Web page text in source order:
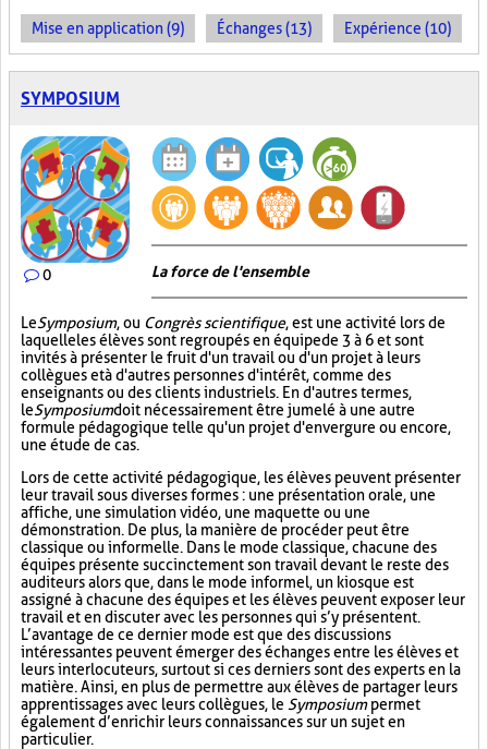
Mise en application (9) Échanges (13) Expérience (10)
SYMPOSIUM
0 La force de l'ensemble
LeSymposium, ou Congrès scientifique, est une activité lors de
laquelle les élèves sont regroupés en équipe de 3 à 6 et sont
invités à présenter le fruit d'un travail ou d'un projet à leurs
collègues et à d'autres personnes d'intérêt, comme des
enseignants ou des clients industriels. En d'autres termes,
leSymposiumdoit nécessairement être jumelé à une autre
formule pédagogique telle qu'un projet d'envergure ou encore,
une étude de cas.
Lors de cette activité pédagogique, les élèves peuvent présenter
leur travail sous diverses formes : une présentation orale, une
affiche, une simulation vidéo, une maquette ou une
démonstration. De plus, la manière de procéder peut être
classique ou informelle. Dans le mode classique, chacune des
équipes présente succinctement son travail devant le reste des
auditeurs alors que, dans le mode informel, un kiosque est
assigné à chacune des équipes et les élèves peuvent exposer leur
travail et en discuter avec les personnes qui s’y présentent.
L’avantage de ce dernier mode est que des discussions
intéressantes peuvent émerger des échanges entre les élèves et
leurs interlocuteurs, surtout si ces derniers sont des experts en la
matière. Ainsi, en plus de permettre aux élèves de partager leurs
apprentissages avec leurs collègues, le Symposiumpermet
également d’enrichir leurs connaissances sur un sujet en
particulier.